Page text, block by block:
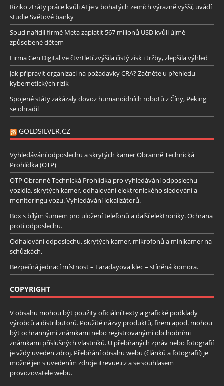
Riziko ztráty práce kvůli AI je v bohatých zemích výrazně vyšší, uvádí
studie Světové banky
Soud nařídil firmě Meta zaplatit 567 milionů USD kvůli újmě
způsobené dětem
Firma Gen Digital ve čtvrtletí zvýšila čistý zisk i tržby, zlepšila výhled
Jak připravit organizaci na požadavky CRA? Začněte u přehledu
kybernetických rizik
Spojené státy zakázaly dovoz humanoidních robotů z Číny, Peking
se ohradil
GOLDSILVER.CZ
Vyhledávání odposlechu a skrytých kamer Obranně Technická
Prohlídka (OTP)
OTP Obranně Technická Prohlídka pro vyhledávání odposlechu
vozidla, skrytých kamer, odhalování elektronického sledování a
monitoringu vozu. Vyhledávání lokalizátorů.
Box s bílým šumem pro uložení telefonů a další elektroniky. Ochrana
proti odposlechu.
Odhalování odposlechu, skrytých kamer, mikrofonů a minikamer na
schůzkách.
Bezpečná jednací místnost – Faradayova klec – stíněná komora.
COPYRIGHT
V obsahu mohou být použity oficiální texty a grafické podklady
výrobců a distributorů. Použité názvy produktů, firem apod. mohou
být ochrannými známkami nebo registrovanými obchodními
známkami příslušných vlastníků. U přebíraných zpráv nebo fotografií
je vždy uveden zdroj. Přebírání obsahu webu (článků a fotografií) je
možné jen s uvedením zdroje itrevue.cz a se souhlasem
provozovatele webu.